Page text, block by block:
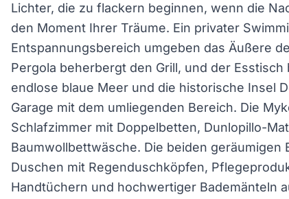
Lichter, die zu flackern beginnen, wenn die
den Moment Ihrer Träume. Ein privater
Entspannungsbereich umgeben das Äußere
Pergola beherbergt den Grill, und der
endlose blaue Meer und die historische Insel
Garage mit dem umliegenden Bereich. Die
Schlafzimmer mit Doppelbetten, Dunlopillo-
Baumwollbettwäsche. Die beiden geräumigen
Duschen mit Regenduschköpfen,
Handtüchern und hochwertiger Bademänteln